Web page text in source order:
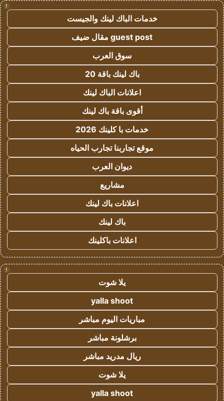
!
خدمات الباك لينك والجيست
guest post مقال ضيف
سوق العرب
باك لينك باقة 20
اعلانات الباك لينك
أقوى باقة باك لينك
خدمات با كلينك 2026
موقع تجاربنا تجارب الحياه
ديوان العرب
مشاريع
اعلانات باك لينك
باك لينك
اعلانات باكلينك
!
يلا شوت
yalla shoot
مباريات اليوم مباشر
برشلونة مباشر
ريال مدريد مباشر
يلا شوت
yalla shoot